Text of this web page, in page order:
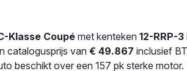
Klasse Coupé met kenteken 12-RRP-3
catalogusprijs van€ 49.867 inclusief
beschikt over een 157 pk sterke